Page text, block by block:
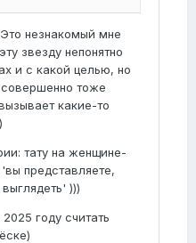
незнакомый мне
звезду непонятно
и с какой целью, но
тоже
какие-то
тату на женщине-
представляете,
)))
году считать